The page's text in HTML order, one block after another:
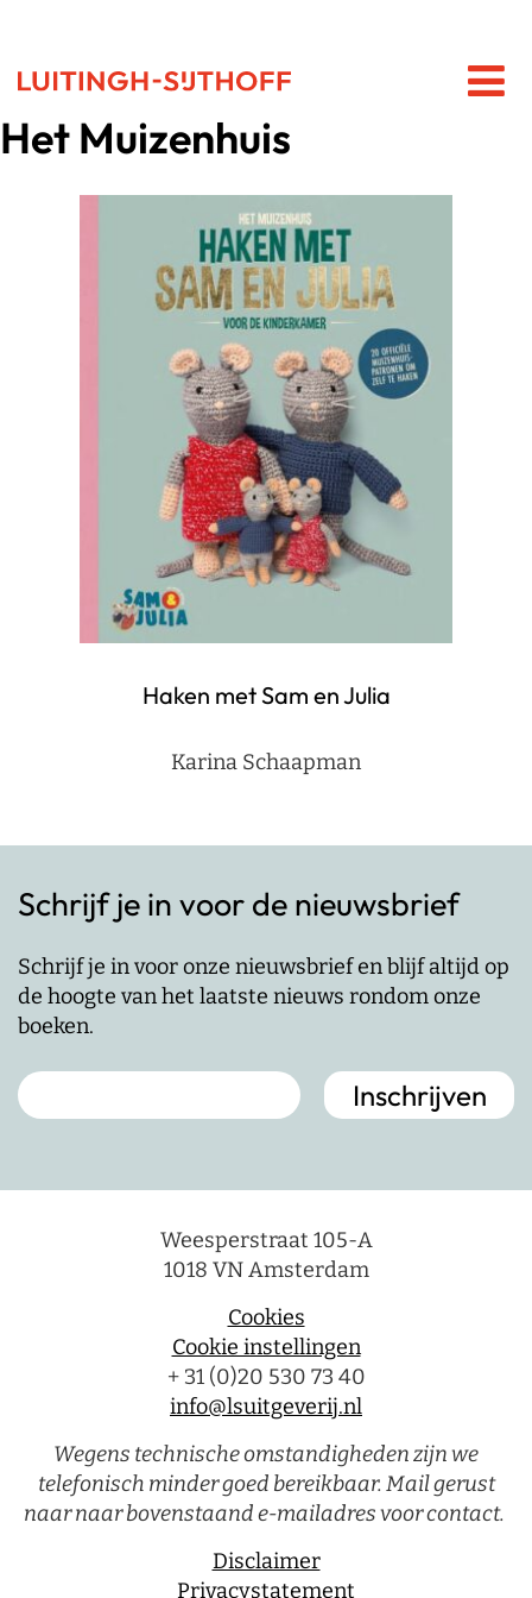
Het Muizenhuis
Haken met Sam en Julia
Karina Schaapman
Schrijf je in voor de nieuwsbrief
Schrijf je in voor onze nieuwsbrief en blijf altijd op
de hoogte van het laatste nieuws rondom onze
boeken.
Weesperstraat 105-A
1018 VN Amsterdam
Cookies
Cookie instellingen
+ 31 (0)20 530 73 40
info@lsuitgeverij.nl
Wegens technische omstandigheden zijn we
telefonisch minder goed bereikbaar. Mail gerust
naar naar bovenstaand e-mailadres voor contact.
Disclaimer
Privacystatement